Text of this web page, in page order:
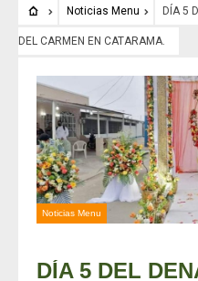
Noticias Menu DÍA 5
DEL CARMEN EN CATARAMA.
Noticias Menu
DÍA 5 DEL